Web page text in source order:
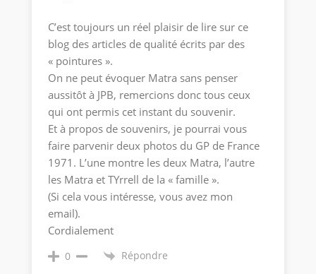
C’est toujours un réel plaisir de lire sur ce
blog des articles de qualité écrits par des
« pointures ».
On ne peut évoquer Matra sans penser
aussitôt à JPB, remercions donc tous ceux
qui ont permis cet instant du souvenir.
Et à propos de souvenirs, je pourrai vous
faire parvenir deux photos du GP de France
1971. L’une montre les deux Matra, l’autre
les Matra et TYrrell de la « famille ».
(Si cela vous intéresse, vous avez mon
email).
Cordialement
0 Répondre